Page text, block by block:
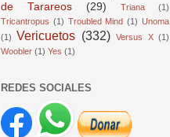
de Tarareos
(29) Triana
(1)
Tricantropus (1) Troubled Mind (1) Unoma
(1)
Vericuetos (332) Versus X (1)
Woobler (1) Yes (1)
REDES SOCIALES